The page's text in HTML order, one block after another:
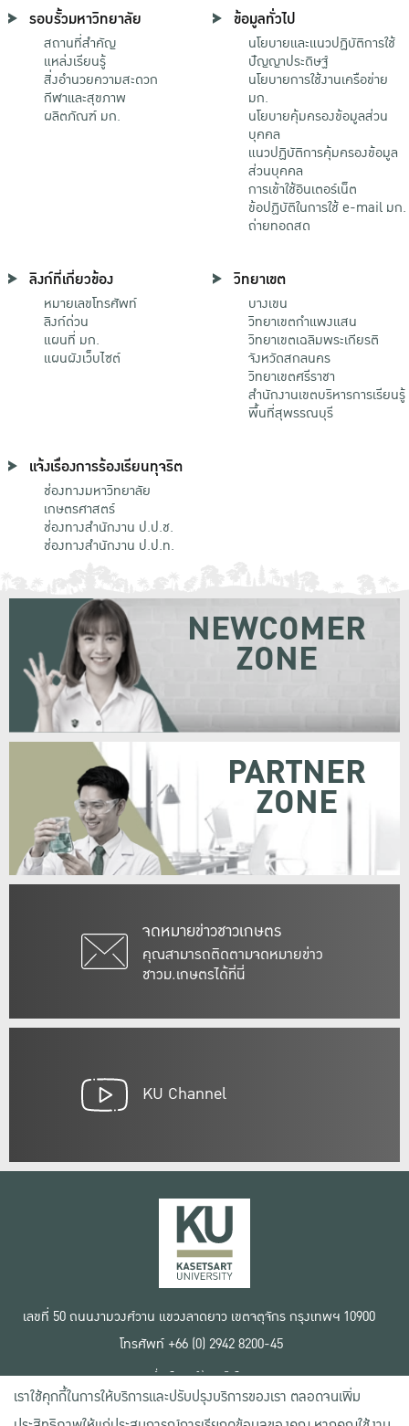
รอบรั้วมหาวิทยาลัย
สถานที่สำคัญ
แหล่งเรียนรู้
สิ่งอำนวยความสะดวก
กีฬาและสุขภาพ
ผลิตภัณฑ์ มก.
ข้อมูลทั่วไป
นโยบายและแนวปฏิบัติการใช้
ปัญญาประดิษฐ์
นโยบายการใช้งานเครือข่าย
มก.
นโยบายคุ้มครองข้อมูลส่วน
บุคคล
แนวปฏิบัติการคุ้มครองข้อมูล
ส่วนบุคคล
การเข้าใช้อินเตอร์เน็ต
ข้อปฏิบัติในการใช้ e-mail มก.
ถ่ายทอดสด
ลิงก์ที่เกี่ยวข้อง
หมายเลขโทรศัพท์
ลิงก์ด่วน
แผนที่ มก.
แผนผังเว็บไซต์
วิทยาเขต
บางเขน
วิทยาเขตกําแพงแสน
วิทยาเขตเฉลิมพระเกียรติ
จังหวัดสกลนคร
วิทยาเขตศรีราชา
สำนักงานเขตบริหารการเรียนรู้
พื้นที่สุพรรณบุรี
แจ้งเรื่องการร้องเรียนทุจริต
ช่องทางมหาวิทยาลัย
เกษตรศาสตร์
ช่องทางสำนักงาน ป.ป.ช.
ช่องทางสำนักงาน ป.ป.ท.
จดหมายข่าวชาวเกษตร
คุณสามารถติดตามจดหมายข่าว
ชาวม.เกษตรได้ที่นี่
NEWCOMER
ZONE
PARTNER
ZONE
KU Channel
เลขที่ 50 ถนนงามวงศ์วาน แขวงลาดยาว เขตจตุจักร กรุงเทพฯ 10900
โทรศัพท์ +66 (0) 2942 8200-45
เงื่อนไขการใช้งานเว็บไซต์
ข้อตกลงด้านสิทธิ์ใช้งาน
นโยบายความเป็นส่วนตัว
เราใช้คุกกี้ในการให้บริการและปรับปรุงบริการของเรา ตลอดจนเพิ่ม